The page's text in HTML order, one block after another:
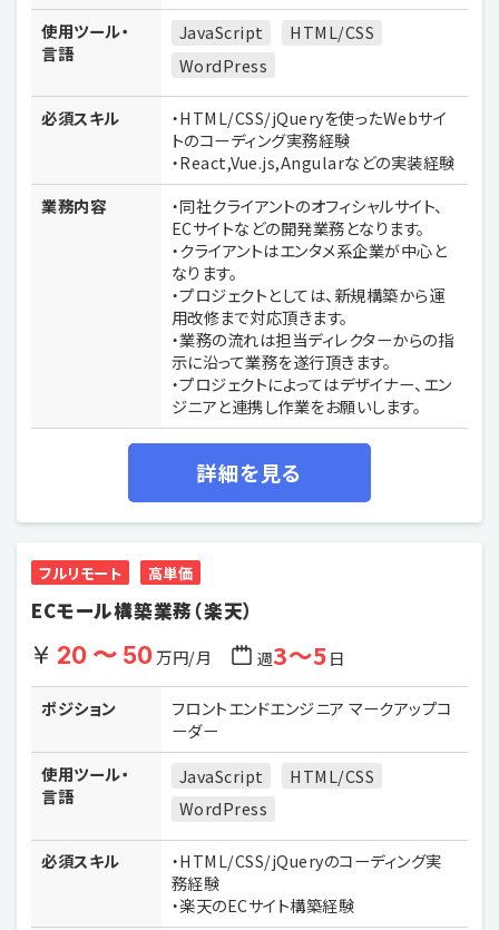
使用ツール・
言語
JavaScript
HTML/CSS
WordPress
必須スキル
・HTML/CSS/jQueryを使ったWebサイ
トのコーディング実務経験
・React,Vue.js,Angularなどの実装経験
業務内容
・同社クライアントのオフィシャルサイト、
ECサイトなどの開発業務となります。
・クライアントはエンタメ系企業が中心と
なります。
・プロジェクトとしては、新規構築から運
用改修まで対応頂きます。
・業務の流れは担当ディレクターからの指
示に沿って業務を遂行頂きます。
・プロジェクトによってはデザイナー、エン
ジニアと連携し作業をお願いします。
詳細を見る
フルリモート 高単価
ECモール構築業務（楽天）
20 〜 50万円/月 週3〜5日
ポジション
フロントエンドエンジニア マークアップコ
ーダー
使用ツール・
言語
JavaScript
HTML/CSS
WordPress
必須スキル
・HTML/CSS/jQueryのコーディング実
務経験
・楽天のECサイト構築経験